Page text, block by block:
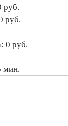
руб.
руб.
0 руб.
мин.